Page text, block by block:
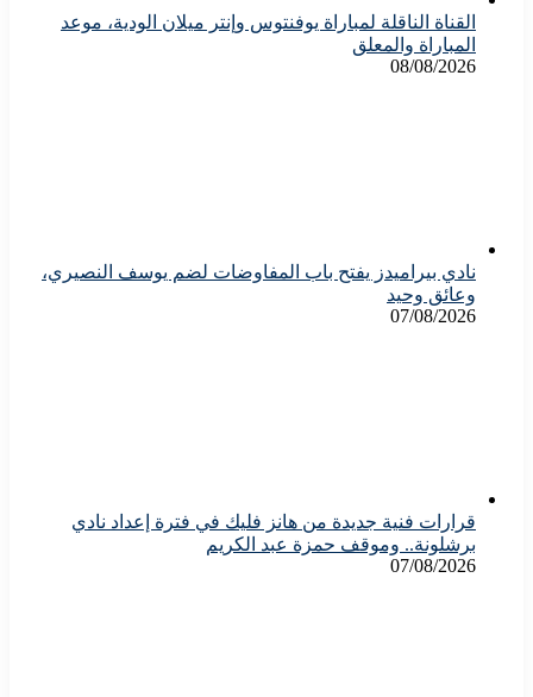
القناة الناقلة لمباراة يوفنتوس وإنتر ميلان الودية، موعد
المباراة والمعلق
08/08/2026
نادي بيراميدز يفتح باب المفاوضات لضم يوسف النصيري،
وعائق وحيد
07/08/2026
قرارات فنية جديدة من هانز فليك في فترة إعداد نادي
برشلونة.. وموقف حمزة عبد الكريم
07/08/2026